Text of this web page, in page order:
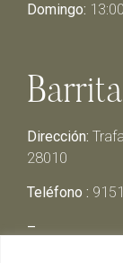
Domingo:
Dirección:
28010
Teléfono :
–